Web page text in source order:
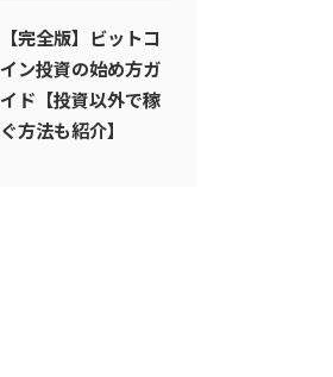
【完全版】ビットコ
イン投資の始め方ガ
イド【投資以外で稼
ぐ方法も紹介】